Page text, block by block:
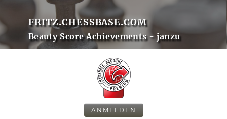
FRITZ.CHESSBASE.COM
Beauty Score Achievements - janzu
ANMELDEN